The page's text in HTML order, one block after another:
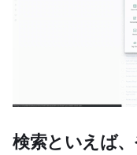
検索といえば